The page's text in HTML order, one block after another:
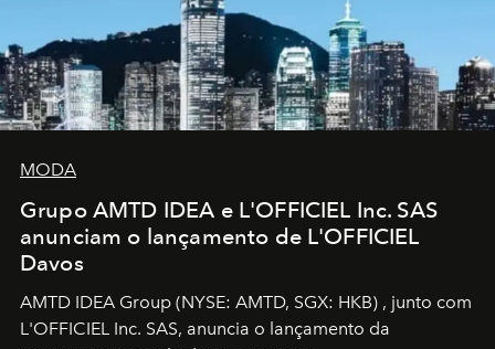
MODA
Grupo AMTD IDEA e L'OFFICIEL Inc. SAS
anunciam o lançamento de L'OFFICIEL
Davos
AMTD IDEA Group (NYSE: AMTD, SGX: HKB) , junto com
L'OFFICIEL Inc. SAS, anuncia o lançamento da